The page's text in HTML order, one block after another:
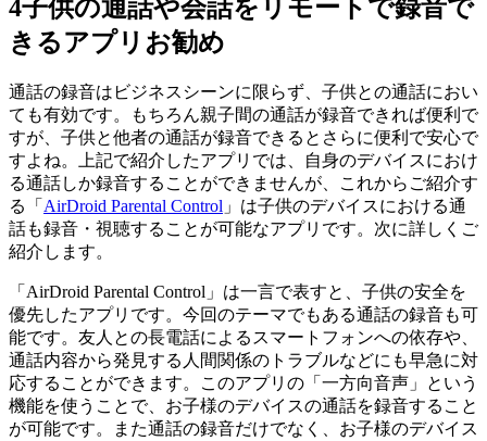
4子供の通話や会話をリモートで録音で
きるアプリお勧め
通話の録音はビジネスシーンに限らず、子供との通話におい
ても有効です。もちろん親子間の通話が録音できれば便利で
すが、子供と他者の通話が録音できるとさらに便利で安心で
すよね。上記で紹介したアプリでは、自身のデバイスにおけ
る通話しか録音することができませんが、これからご紹介す
る「 AirDroid Parental Control 」は子供のデバイスにおける通
話も録音・視聴することが可能なアプリです。次に詳しくご
紹介します。
「AirDroid Parental Control」は一言で表すと、子供の安全を
優先したアプリです。今回のテーマでもある通話の録音も可
能です。友人との長電話によるスマートフォンへの依存や、
通話内容から発見する人間関係のトラブルなどにも早急に対
応することができます。このアプリの「一方向音声」という
機能を使うことで、お子様のデバイスの通話を録音すること
が可能です。また通話の録音だけでなく、お子様のデバイス